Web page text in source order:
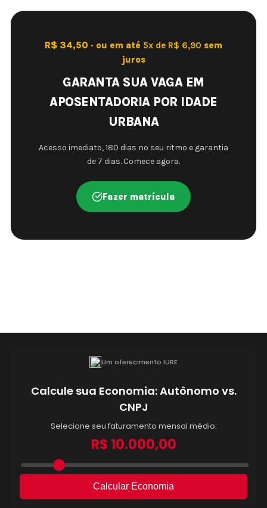
R$ 34,50 · ou em até 5x de R$ 6,90 sem
juros
GARANTA SUA VAGA EM
APOSENTADORIA POR IDADE
URBANA
Acesso imediato, 180 dias no seu ritmo e garantia
de 7 dias. Comece agora.
Fazer matrícula